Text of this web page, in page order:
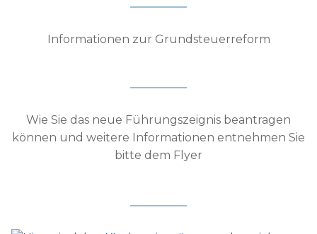
Informationen zur Grundsteuerreform
Wie Sie das neue Führungszeignis beantragen
können und weitere Informationen entnehmen Sie
bitte dem Flyer